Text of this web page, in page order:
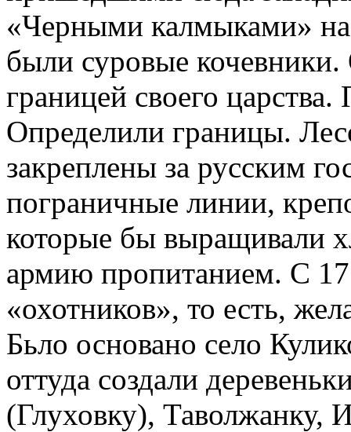
«Чер­ными калмыками»
были суровые
границей своего
Определили границы.
закреплены за русским
пограничные линии,
которые бы выращивали
армию пропитанием. С
«охотников», то есть,
Бьло основа­но село
оттуда создали
(Глуховку), Таволжанку,